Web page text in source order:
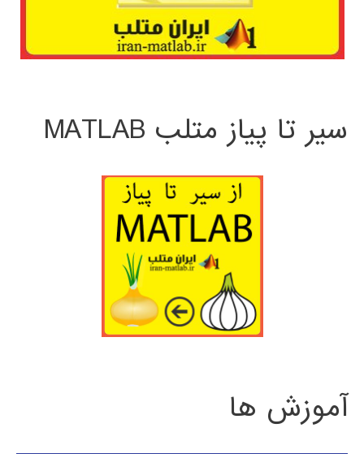
سیر تا پیاز متلب MATLAB
آموزش ها